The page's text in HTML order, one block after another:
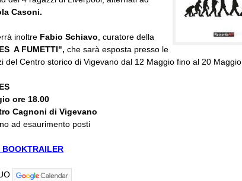
Casoni.
inoltre Fabio Schiavo , curatore della
A FUMETTI", che sarà esposta presso le
del Centro storico di Vigevano dal 12 Maggio fino al 20
ore 18.00
Cagnoni di Vigevano
ad esaurimento posti
BOOKTRAILER